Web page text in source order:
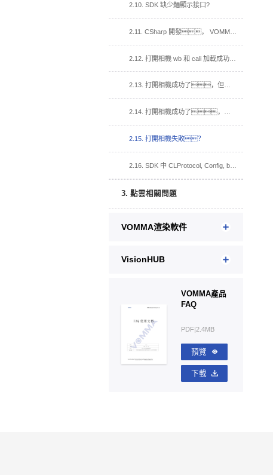
2.10. SDK 缺少麵顯示接口?
2.11. CSharp 開發， VOMMACamCSharp.dll 加入到依賴項，運行閃退？
2.12. 打開相機 wb 和 cali 加載成功，打開視頻流回調函數沒有被調用？
2.13. 打開相機成功了，但加載 cali 失敗
2.15. 打開相機失敗？
2.16. SDK 中 CLProtocol, Config, bin 文件夾, 在我的工程中的用法？
3. 點雲相關問題
VOMMA渲染軟件
VisionHUB
VOMMA產品
FAQ
PDF|2.4MB
預覽
下載